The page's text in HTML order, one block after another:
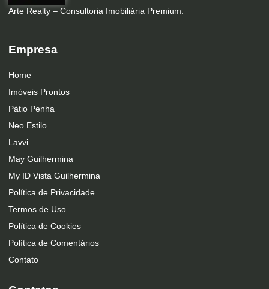
Arte Realty – Consultoria Imobiliária Premium.
Empresa
Home
Imóveis Prontos
Pátio Penha
Neo Estilo
Lavvi
May Guilhermina
My ID Vista Guilhermina
Política de Privacidade
Termos de Uso
Política de Cookies
Política de Comentários
Contato